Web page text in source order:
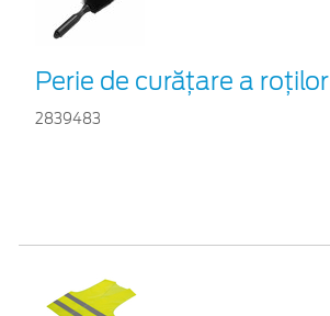
Perie de curățare a roților
2839483